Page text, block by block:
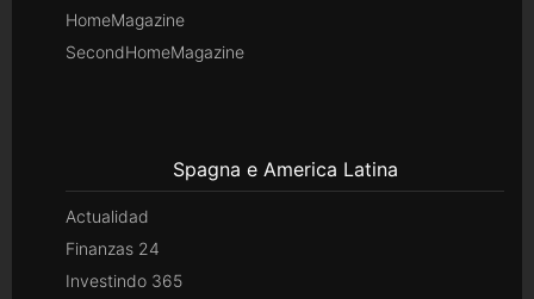
HomeMagazine
SecondHomeMagazine
Spagna e America Latina
Actualidad
Finanzas 24
Investindo 365